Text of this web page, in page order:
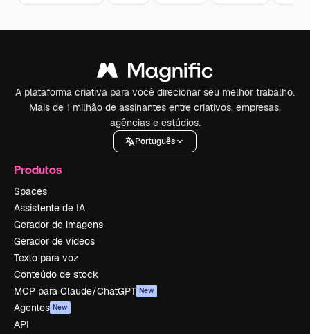
A plataforma criativa para você direcionar seu melhor trabalho.
Mais de 1 milhão de assinantes entre criativos, empresas,
agências e estúdios.
Português
Produtos
Spaces
Assistente de IA
Gerador de imagens
Gerador de vídeos
Texto para voz
Conteúdo de stock
MCP para Claude/ChatGPT New
Agentes New
API